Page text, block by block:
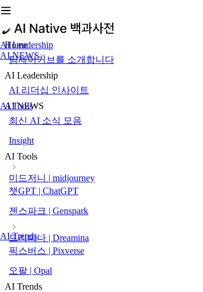
AI Leadership
AI NEWS
AI Tools
AI Trends
Home
팀제이커브를 소개합니다
AI Leadership
AI 리더십 인사이트
AI NEWS
최신 AI 소식 모음
Insight
AI Tools
미드저니 | midjourney
챗GPT | ChatGPT
젠스파크 | Genspark
드리미나 | Dreamina
픽스버스 | Pixverse
오팔 | Opal
AI Trends